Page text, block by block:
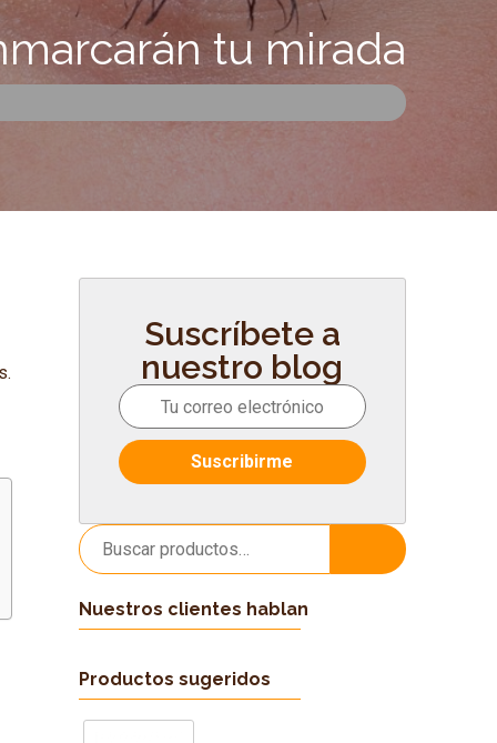
tu mirada
Suscríbete a
nuestro blog
Buscar
por:
Nuestros clientes hablan
Productos sugeridos